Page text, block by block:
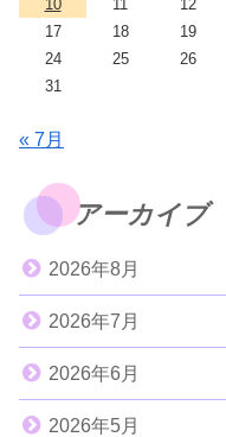
10
11 12
17
18 19
24
25 26
31
« 7月
アーカイブ
2026年8月
2026年7月
2026年6月
2026年5月